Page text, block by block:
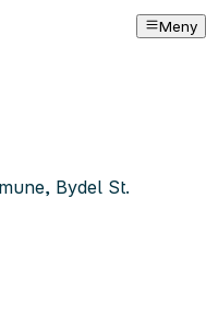
Meny
Bydel St.